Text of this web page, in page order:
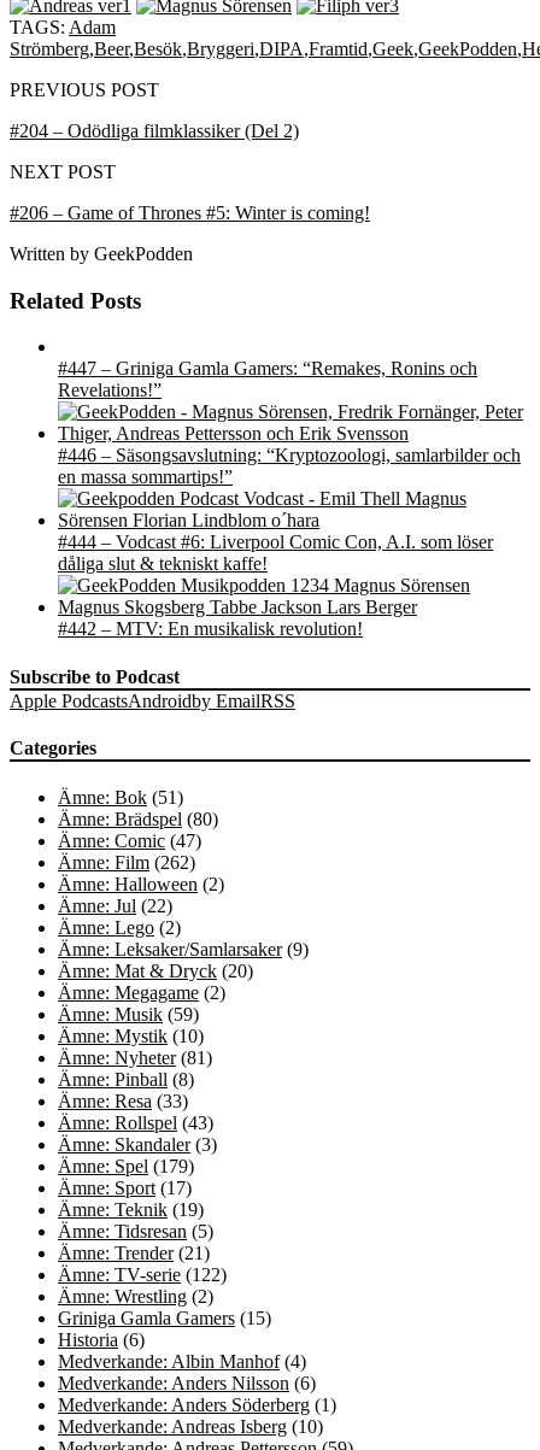
TAGS: Adam
Strömberg,Beer,Besök,Bryggeri,DIPA,Framtid,Geek,GeekPodden,
PREVIOUS POST
#204 – Odödliga filmklassiker (Del 2)
NEXT POST
#206 – Game of Thrones #5: Winter is coming!
Written by GeekPodden
Related Posts
#447 – Griniga Gamla Gamers: “Remakes, Ronins och
Revelations!”
#446 – Säsongsavslutning: “Kryptozoologi, samlarbilder och
en massa sommartips!”
#444 – Vodcast #6: Liverpool Comic Con, A.I. som löser
dåliga slut & tekniskt kaffe!
#442 – MTV: En musikalisk revolution!
Subscribe to Podcast
Apple PodcastsAndroidby EmailRSS
Categories
Ämne: Bok (51)
Ämne: Brädspel (80)
Ämne: Comic (47)
Ämne: Film (262)
Ämne: Halloween (2)
Ämne: Jul (22)
Ämne: Lego (2)
Ämne: Leksaker/Samlarsaker(9)
Ämne: Mat & Dryck (20)
Ämne: Megagame (2)
Ämne: Musik (59)
Ämne: Mystik (10)
Ämne: Nyheter(81)
Ämne: Pinball (8)
Ämne: Resa (33)
Ämne: Rollspel (43)
Ämne: Skandaler(3)
Ämne: Spel (179)
Ämne: Sport (17)
Ämne: Teknik (19)
Ämne: Tidsresan (5)
Ämne: Trender(21)
Ämne: TV-serie (122)
Ämne: Wrestling (2)
Griniga Gamla Gamers (15)
Historia (6)
Medverkande: Albin Manhof(4)
Medverkande: Anders Nilsson (6)
Medverkande: Anders Söderberg (1)
Medverkande: Andreas Isberg (10)